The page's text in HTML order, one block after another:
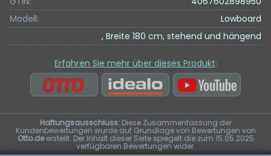
Modell:
Lowboard
, Breite 180 cm, stehend und hängend
Erfahren Sie mehr über dieses Produkt:
Haftungsausschluss:Diese Zusammenfassung der
Kundenbewertungen wurde auf Grundlage von Bewertungen von
Otto.deerstellt. Der Inhalt dieser Seite spiegelt die zum 15.05.2025
verfügbaren Bewertungen wider.